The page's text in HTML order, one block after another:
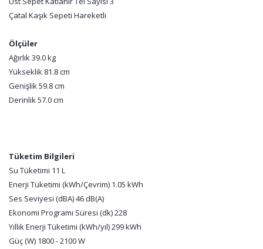
Çatal Kaşık Sepeti Hareketli
Ölçüler
Ağırlık 39.0 kg
Yükseklik 81.8 cm
Genişlik 59.8 cm
Derinlik 57.0 cm
Tüketim Bilgileri
Su Tüketimi 11 L
Enerji Tüketimi (kWh/Çevrim) 1.05 kWh
Ses Seviyesi (dBA) 46 dB(A)
Ekonomi Programı Süresi (dk) 228
Yıllık Enerji Tüketimi (kWh/yıl) 299 kWh
Güç (W) 1800 - 2100 W